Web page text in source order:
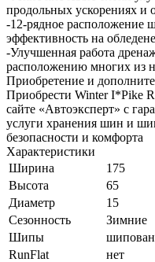
продольных ускорениях и
-12-рядное расположение
эффективность на
-Улучшенная работа
расположению многих из
Приобретение и
Приобрести Winter I*Pike
сайте «Автоэксперт» с
услуги хранения шин и
безопасности и комфорта
Характеристики
Ширина
175
Высота
65
Диаметр
15
Сезонность
Зимние
Шипы
RunFlat
нет